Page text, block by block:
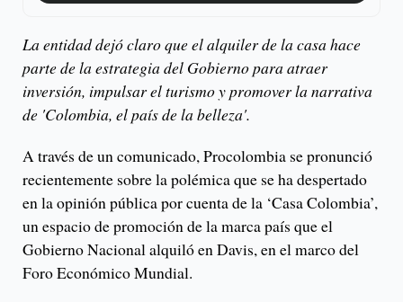
La entidad dejó claro que el alquiler de la casa hace
parte de la estrategia del Gobierno para atraer
inversión, impulsar el turismo y promover la narrativa
de 'Colombia, el país de la belleza'.
A través de un comunicado, Procolombia se pronunció
recientemente sobre la polémica que se ha despertado
en la opinión pública por cuenta de la ‘Casa Colombia’,
un espacio de promoción de la marca país que el
Gobierno Nacional alquiló en Davis, en el marco del
Foro Económico Mundial.